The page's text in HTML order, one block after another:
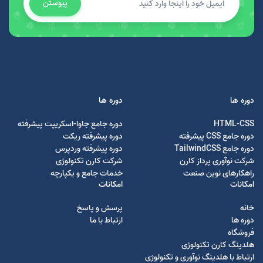
پیوستن
دوره ها
HTML-CSS
دوره جامع CSS پیشرفته
دوره جامع TailwindCSS
شرکت نوآوری پرداز کارن
راهکارهای نوین صنعت
دوره ها
دوره جامع جاوا-اسکریپت پیشرفته
دوره پیشرفته ریکت
دوره پیشرفته وردپرس
شرکت کارن تکنولوژی
خدمات جامع و یکپارچه
امکانات
خانه
دوره ها
فروشگاه
هلدینگ کارن تکنولوژی
ارتباط با هلدینگ نوآوری و تکنولوژی
امکانات
پرسش و پاسخ
ارتباط با ما